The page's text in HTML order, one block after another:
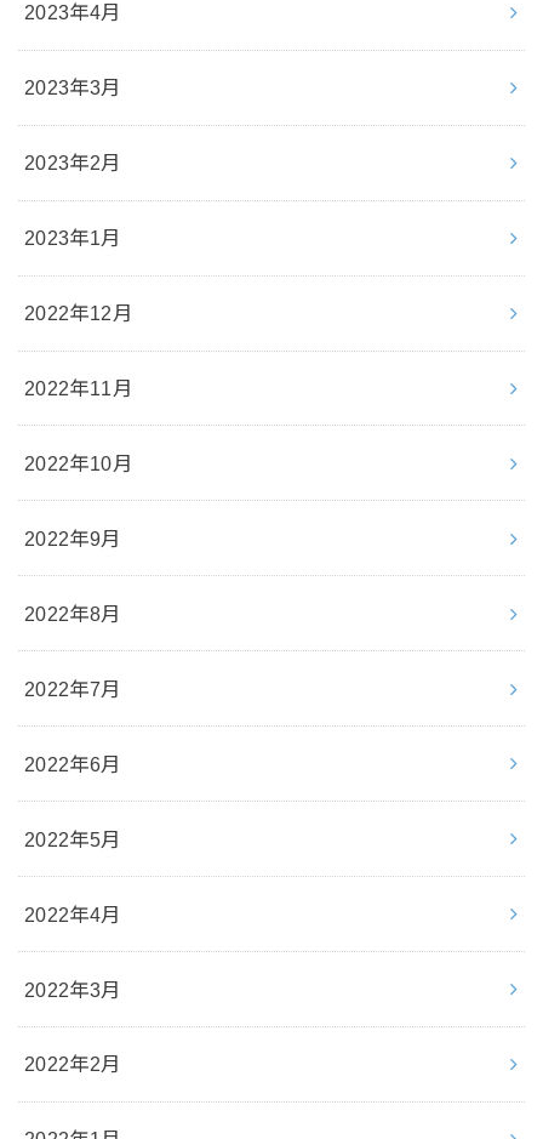
2023年4月
2023年3月
2023年2月
2023年1月
2022年12月
2022年11月
2022年10月
2022年9月
2022年8月
2022年7月
2022年6月
2022年5月
2022年4月
2022年3月
2022年2月